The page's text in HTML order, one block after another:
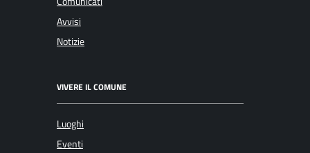
Avvisi
Notizie
VIVERE IL COMUNE
Luoghi
Eventi